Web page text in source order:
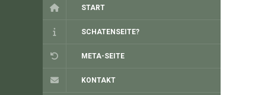
START
SCHATENSEITE?
META-SEITE
KONTAKT